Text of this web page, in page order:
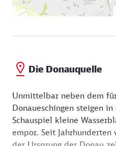
Die Donauquelle
Unmittelbar neben dem
Donaueschingen steigen
Schauspiel kleine
empor. Seit Jahrhunderten